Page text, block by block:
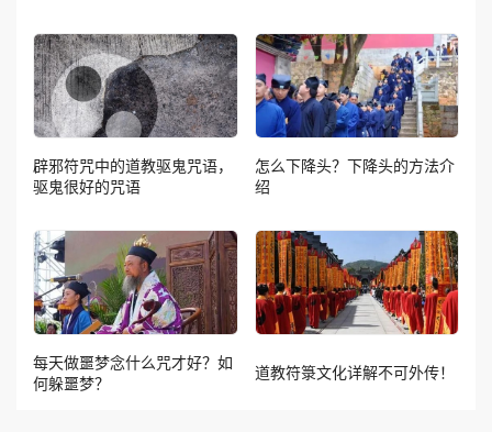
辟邪符咒中的道教驱鬼咒语，
驱鬼很好的咒语
怎么下降头？下降头的方法介
绍
每天做噩梦念什么咒才好？如
何躲噩梦？
道教符箓文化详解不可外传！